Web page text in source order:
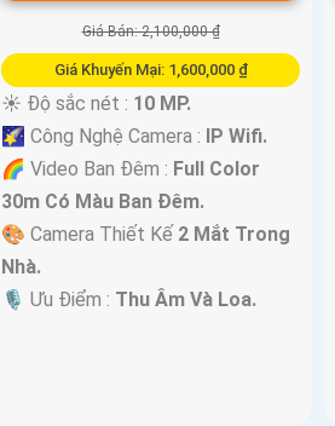
Giá Bán: 2,100,000 ₫
Giá Khuyến Mại: 1,600,000 ₫
☀️ Độ sắc nét : 10 MP.
🌠 Công Nghệ Camera : IP Wifi.
🌈 Video Ban Đêm : Full Color
30m Có Màu Ban Ðêm.
🎨 Camera Thiết Kế 2 Mắt Trong
Nhà.
️🎙 Ưu Điểm : Thu Âm Và Loa.